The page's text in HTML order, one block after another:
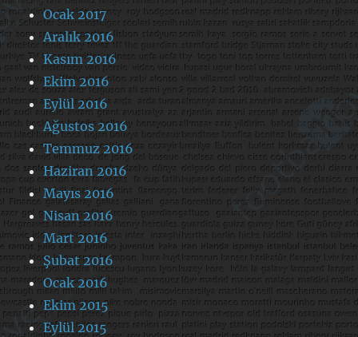
Ocak 2017
Aralık 2016
Kasım 2016
Ekim 2016
Eylül 2016
Ağustos 2016
Temmuz 2016
Haziran 2016
Mayıs 2016
Nisan 2016
Mart 2016
Şubat 2016
Ocak 2016
Ekim 2015
Eylül 2015